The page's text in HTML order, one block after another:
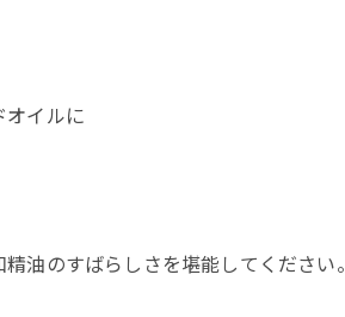
イルに
油のすばらしさを堪能してください。